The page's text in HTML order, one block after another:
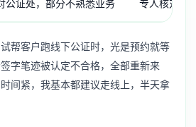
公证处，部分不熟悉业务 专人核对格
帮客户跑线下公证时，光是预约就等
字笔迹被认定不合格，全部重新来
间紧，我基本都建议走线上，半天拿